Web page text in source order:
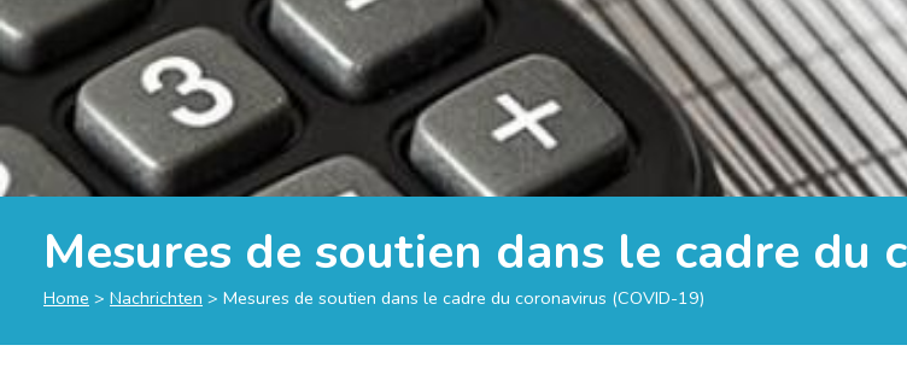
Mesures de soutien dans le cadre du
Home > Nachrichten > Mesures de soutien dans le cadre du coronavirus (COVID-19)